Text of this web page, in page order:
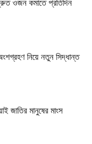
ওজন কমাতে প্রতিদিন
নিয়ে নতুন সিদ্ধান্ত
জাতির মানুষের মাংস